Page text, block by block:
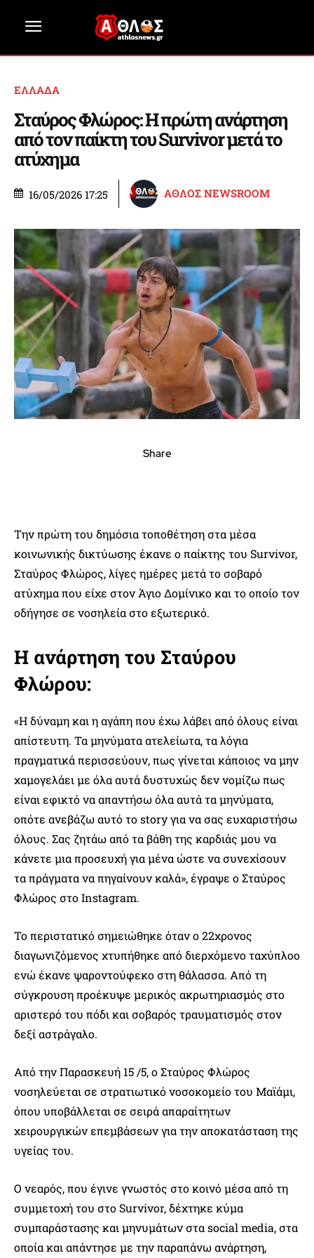
ΕΛΛΑΔΑ
Σταύρος Φλώρος: Η πρώτη ανάρτηση
από τον παίκτη του Survivor μετά το
ατύχημα
16/05/2026 17:25 ΑΘΛΟΣ NEWSROOM
Share
Την πρώτη του δημόσια τοποθέτηση στα μέσα
κοινωνικής δικτύωσης έκανε ο παίκτης του Survivor,
Σταύρος Φλώρος, λίγες ημέρες μετά το σοβαρό
ατύχημα που είχε στον Άγιο Δομίνικο και το οποίο τον
οδήγησε σε νοσηλεία στο εξωτερικό.
Η ανάρτηση του Σταύρου
Φλώρου:
«Η δύναμη και η αγάπη που έχω λάβει από όλους είναι
απίστευτη. Τα μηνύματα ατελείωτα, τα λόγια
πραγματικά περισσεύουν, πως γίνεται κάποιος να μην
χαμογελάει με όλα αυτά δυστυχώς δεν νομίζω πως
είναι εφικτό να απαντήσω όλα αυτά τα μηνύματα,
οπότε ανεβάζω αυτό το story για να σας ευχαριστήσω
όλους. Σας ζητάω από τα βάθη της καρδιάς μου να
κάνετε μια προσευχή για μένα ώστε να συνεχίσουν
τα πράγματα να πηγαίνουν καλά», έγραψε ο Σταύρος
Φλώρος στο Instagram.
Το περιστατικό σημειώθηκε όταν ο 22χρονος
διαγωνιζόμενος χτυπήθηκε από διερχόμενο ταχύπλοο
ενώ έκανε ψαροντούφεκο στη θάλασσα. Από τη
σύγκρουση προέκυψε μερικός ακρωτηριασμός στο
αριστερό του πόδι και σοβαρός τραυματισμός στον
δεξί αστράγαλο.
Από την Παρασκευή 15 /5, ο Σταύρος Φλώρος
νοσηλεύεται σε στρατιωτικό νοσοκομείο του Μαϊάμι,
όπου υποβάλλεται σε σειρά απαραίτητων
χειρουργικών επεμβάσεων για την αποκατάσταση της
υγείας του.
Ο νεαρός, που έγινε γνωστός στο κοινό μέσα από τη
συμμετοχή του στο Survivor, δέχτηκε κύμα
συμπαράστασης και μηνυμάτων στα social media, στα
οποία και απάντησε με την παραπάνω ανάρτηση,